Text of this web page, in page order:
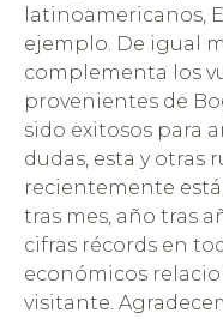
latinoamericanos,
ejemplo. De igual
complementa los
provenientes de
sido exitosos para
dudas, esta y otras
recientemente
tras mes, año tras
cifras récords en
económicos
visitante.